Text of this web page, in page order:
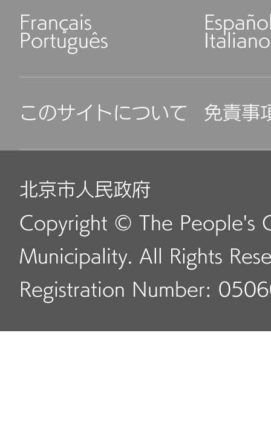
Français
Português Italiano
このサイトについて 免責事
北京市人民政府
Copyright © The People's
Municipality. All Rights
Registration Number: